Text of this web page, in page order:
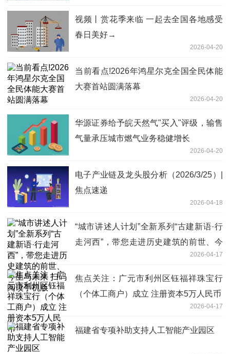
视频丨赏花季来临 一起去全国各地感受
春日美好→
2026-04-20
当前看点!2026年鸿星尔克全国全民体能
大赛首站圆满落幕
2026-04-20
华源证券给予皖天然气"买入"评级，输售
气量承压城市燃气业务稳健增长
2026-04-20
电子产业链及龙头股分析（2026/3/25）|
焦点速递
2026-04-18
“城市讲述人计划”全新系列“古建新语·行
走河西”，带您走进历史建筑的前世、今
2026-04-17
焦点关注：广元市利州区钰福祥珠宝行
（个体工商户）成立 注册资本5万人民币
2026-04-17
福建省专项补助支持人工智能产业园区